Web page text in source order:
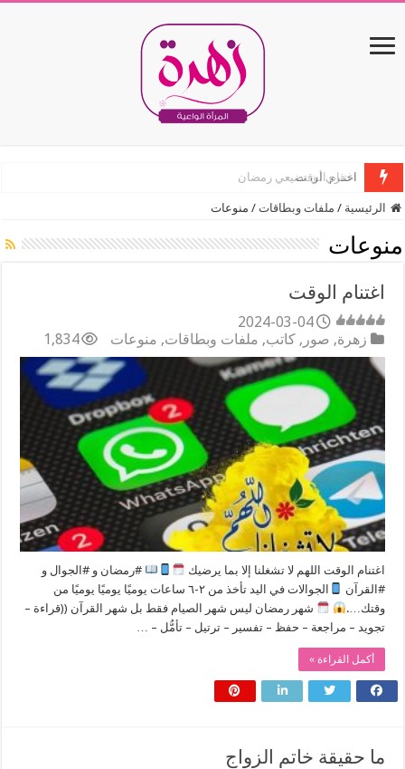
اغتنام الوقت
الرئيسية / ملفات وبطاقات / منوعات
منوعات
اغتنام الوقت
2024-03-04
زهرة, صور , كاتب, ملفات وبطاقات, منوعات 1,834
اغتنام الوقت اللهم لا تشغلنا إلا بما يرضيك
#رمضان و #الجوال و
#القرآن
الجوالات في اليد تأخذ من ٢-٦ ساعات يوميًا يوميًا يوميًا من
وقتك….
شهر رمضان ليس شهر الصيام فقط بل شهر القرآن ((قراءة –
تجويد – مراجعة – حفظ – تفسير – ترتيل – تأمُّل – …
أكمل القراءة »
ما حقيقة خاتم الزواج